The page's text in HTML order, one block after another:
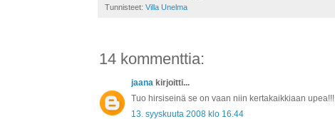
Tunnisteet: Villa Unelma
14 kommenttia:
jaana kirjoitti...
Tuo hirsiseinä se on vaan niin kertakaikkiaan upea!!!
13. syyskuuta 2008 klo 16.44